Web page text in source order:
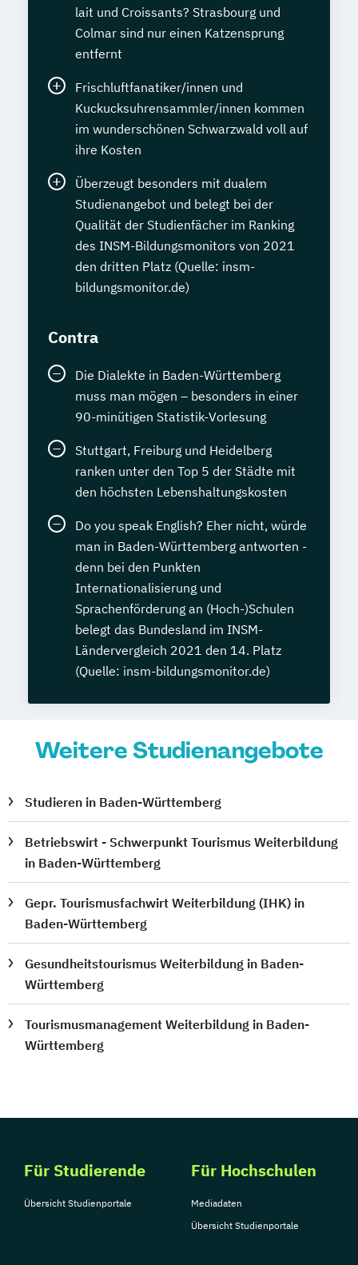
lait und Croissants? Strasbourg und
Colmar sind nur einen Katzensprung
entfernt
Frischluftfanatiker/innen und
Kuckucksuhrensammler/innen kommen
im wunderschönen Schwarzwald voll auf
ihre Kosten
Überzeugt besonders mit dualem
Studienangebot und belegt bei der
Qualität der Studienfächer im Ranking
des INSM-Bildungsmonitors von 2021
den dritten Platz (Quelle: insm-
bildungsmonitor.de)
Contra
Die Dialekte in Baden-Württemberg
muss man mögen – besonders in einer
90-minütigen Statistik-Vorlesung
Stuttgart, Freiburg und Heidelberg
ranken unter den Top 5 der Städte mit
den höchsten Lebenshaltungskosten
Do you speak English? Eher nicht, würde
man in Baden-Württemberg antworten -
denn bei den Punkten
Internationalisierung und
Sprachenförderung an (Hoch-)Schulen
belegt das Bundesland im INSM-
Ländervergleich 2021 den 14. Platz
(Quelle: insm-bildungsmonitor.de)
Weitere Studienangebote
Studieren in Baden-Württemberg
Betriebswirt - Schwerpunkt Tourismus Weiterbildung
in Baden-Württemberg
Gepr. Tourismusfachwirt Weiterbildung (IHK) in
Baden-Württemberg
Gesundheitstourismus Weiterbildung in Baden-
Württemberg
Tourismusmanagement Weiterbildung in Baden-
Württemberg
Für Studierende
Übersicht Studienportale
Für Hochschulen
Mediadaten
Übersicht Studienportale